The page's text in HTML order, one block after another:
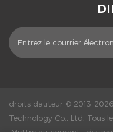
droits dauteur © 2013-
Technology Co., Ltd. Tous